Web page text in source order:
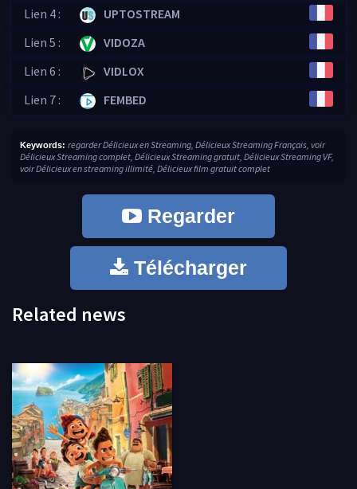
Lien 4 :
UPTOSTREAM
Lien 5 :
VIDOZA
Lien 6 :
VIDLOX
Lien 7 :
FEMBED
Keywords: regarder Délicieux en Streaming, Délicieux Streaming Français, voir
Délicieux Streaming complet, Délicieux Streaming gratuit, Délicieux Streaming VF,
voir Délicieux en streaming illimité, Délicieux film gratuit complet
Regarder
Télécharger
Related news